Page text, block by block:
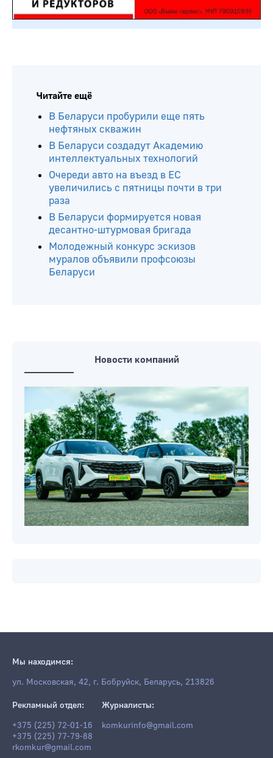
Читайте ещё
В Беларуси пробурили еще пять
нефтяных скважин
В Беларуси создадут Академию
интеллектуальных технологий
Очереди авто на въезд в ЕС
увеличились с пятницы почти в три
раза
В Беларуси формируется новая
десантно-штурмовая бригада
Молодежный конкурс эскизов
муралов объявили профсоюзы
Беларуси
Новости компаний
Мы находимся:
ул. Московская, 42, г. Бобруйск, Беларусь, 213826
Рекламный отдел:
+375 (225) 72-01-16
+375 (225) 77-79-88
rkomkur@gmail.com
Журналисты:
komkurinfo@gmail.com